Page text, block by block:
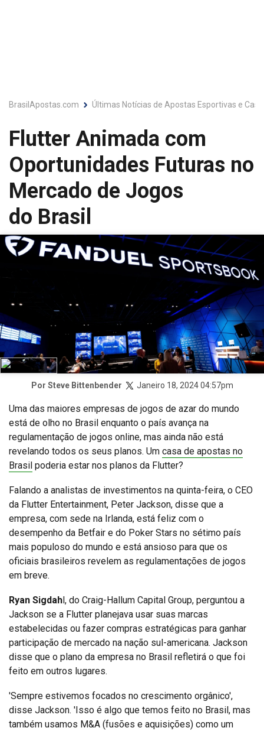
BrasilApostas.com Últimas Notícias de Apostas Esportivas e
Flutter Animada com
Oportunidades Futuras no
Mercado de Jogos
do Brasil
Por Steve Bittenbender Janeiro 18, 2024 04:57pm
Uma das maiores empresas de jogos de azar do mundo
está de olho no Brasil enquanto o país avança na
regulamentação de jogos online, mas ainda não está
revelando todos os seus planos. Um casa de apostas no
Brasil poderia estar nos planos da Flutter?
Falando a analistas de investimentos na quinta-feira, o CEO
da Flutter Entertainment, Peter Jackson, disse que a
empresa, com sede na Irlanda, está feliz com o
desempenho da Betfair e do Poker Stars no sétimo país
mais populoso do mundo e está ansioso para que os
oficiais brasileiros revelem as regulamentações de jogos
em breve.
Ryan Sigdahl, do Craig-Hallum Capital Group, perguntou a
Jackson se a Flutter planejava usar suas marcas
estabelecidas ou fazer compras estratégicas para ganhar
participação de mercado na nação sul-americana. Jackson
disse que o plano da empresa no Brasil refletirá o que foi
feito em outros lugares.
'Sempre estivemos focados no crescimento orgânico',
disse Jackson. 'Isso é algo que temos feito no Brasil, mas
também usamos M&A (fusões e aquisições) como um